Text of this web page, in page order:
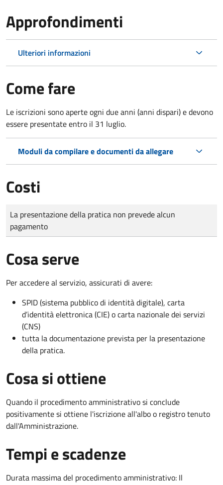
Approfondimenti
Ulteriori informazioni
Come fare
Le iscrizioni sono aperte ogni due anni (anni dispari) e devono
essere presentate entro il 31 luglio.
Moduli da compilare e documenti da allegare
Costi
Tipo di pagamento
Importo
La presentazione della pratica non prevede alcun
pagamento
Cosa serve
Per accedere al servizio, assicurati di avere:
SPID (sistema pubblico di identità digitale), carta
d’identità elettronica (CIE) o carta nazionale dei servizi
(CNS)
tutta la documentazione prevista per la presentazione
della pratica.
Cosa si ottiene
Quando il procedimento amministrativo si conclude
positivamente si ottiene l'iscrizione all'albo o registro tenuto
dall'Amministrazione.
Tempi e scadenze
Durata massima del procedimento amministrativo: Il